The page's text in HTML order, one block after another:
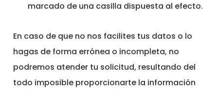
marcado de una casilla dispuesta al efecto.
En caso de que no nos facilites tus datos o lo
hagas de forma errónea o incompleta, no
podremos atender tu solicitud, resultando del
todo imposible proporcionarte la información